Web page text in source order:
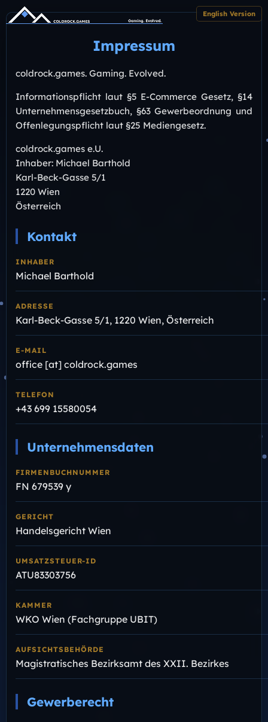
English Version
Impressum
coldrock.games. Gaming. Evolved.
Informationspflicht laut §5 E-Commerce Gesetz, §14
Unternehmensgesetzbuch, §63 Gewerbeordnung und
Offenlegungspflicht laut §25 Mediengesetz.
coldrock.games e.U.
Inhaber: Michael Barthold
Karl-Beck-Gasse 5/1
1220 Wien
Österreich
Kontakt
INHABER
Michael Barthold
ADRESSE
Karl-Beck-Gasse 5/1, 1220 Wien, Österreich
E-MAIL
office [at] coldrock.games
TELEFON
+43 699 15580054
Unternehmensdaten
FIRMENBUCHNUMMER
FN 679539 y
GERICHT
Handelsgericht Wien
UMSATZSTEUER-ID
ATU83303756
KAMMER
WKO Wien (Fachgruppe UBIT)
AUFSICHTSBEHÖRDE
Magistratisches Bezirksamt des XXII. Bezirkes
Gewerberecht